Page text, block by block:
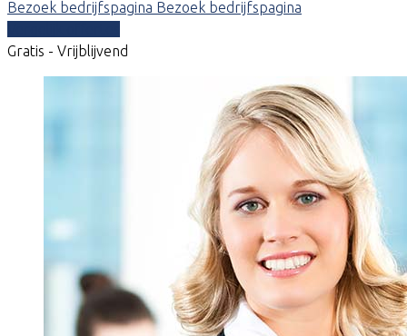
Bezoek bedrijfspagina Bezoek bedrijfspagina
Gratis - Vrijblijvend